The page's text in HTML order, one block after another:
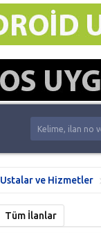
Ustalar ve Hizmetler
Tüm İlanlar